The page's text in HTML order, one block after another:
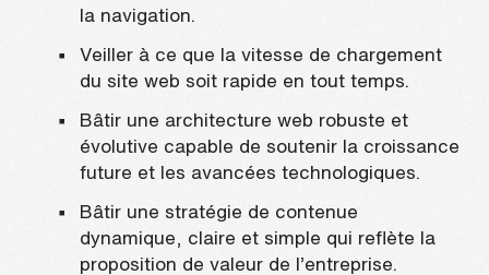
la navigation.
Veiller à ce que la vitesse de chargement
du site web soit rapide en tout temps.
Bâtir une architecture web robuste et
évolutive capable de soutenir la croissance
future et les avancées technologiques.
Bâtir une stratégie de contenue
dynamique, claire et simple qui reflète la
proposition de valeur de l’entreprise.